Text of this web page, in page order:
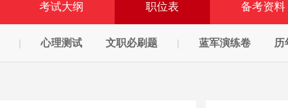
考试大纲 职位表 备考资料
| 心理测试 文职必刷题 | 蓝军演练卷 历